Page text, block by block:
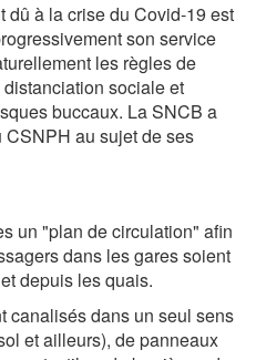
dû à la crise du Covid-19 est
son service
les règles de
sociale et
buccaux. La SNCB a
CSNPH au sujet de ses
un "plan de circulation" afin
dans les gares soient
depuis les quais.
canalisés dans un seul sens
et ailleurs), de panneaux